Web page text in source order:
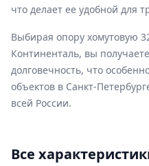
что делает ее удобной для
Выбирая опору хомутовую
Континенталь, вы
долговечность, что
объектов в Санкт-
всей России.
Все